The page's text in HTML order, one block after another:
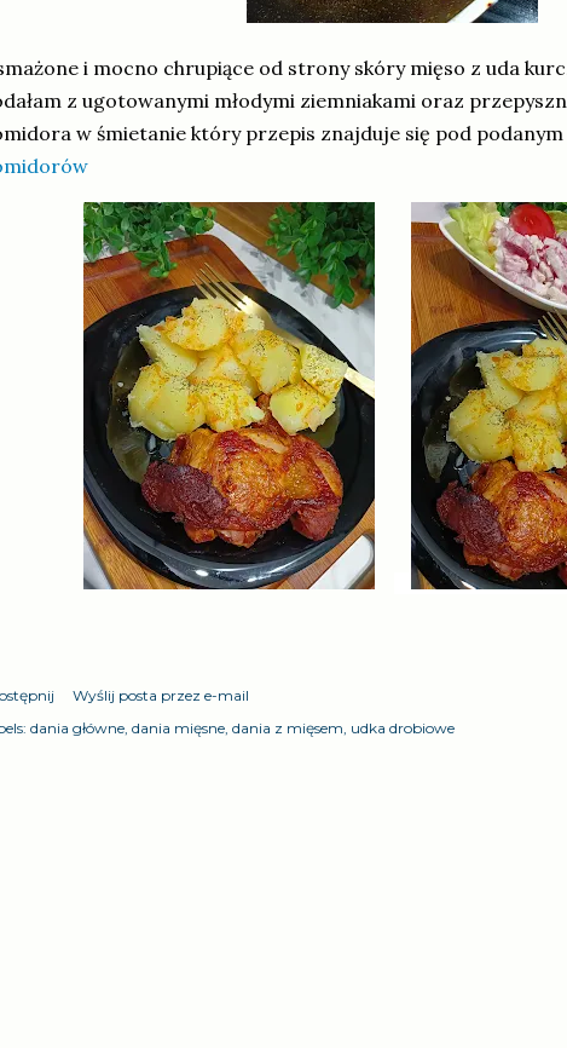
i mocno chrupiące od strony skóry mięso z uda
z ugotowanymi młodymi ziemniakami oraz
w śmietanie który przepis znajduje się pod podanym
Wyślij posta przez e-mail
dania główne dania mięsne dania z mięsem udka drobiowe